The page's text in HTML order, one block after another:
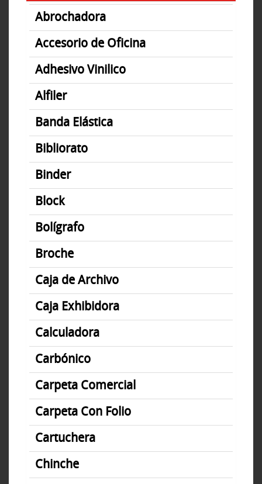
Abrochadora
Accesorio de Oficina
Adhesivo Vinilico
Alfiler
Banda Elástica
Bibliorato
Binder
Block
Bolígrafo
Broche
Caja de Archivo
Caja Exhibidora
Calculadora
Carbónico
Carpeta Comercial
Carpeta Con Folio
Cartuchera
Chinche